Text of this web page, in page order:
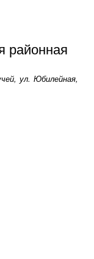
районная
ул. Юбилейная,